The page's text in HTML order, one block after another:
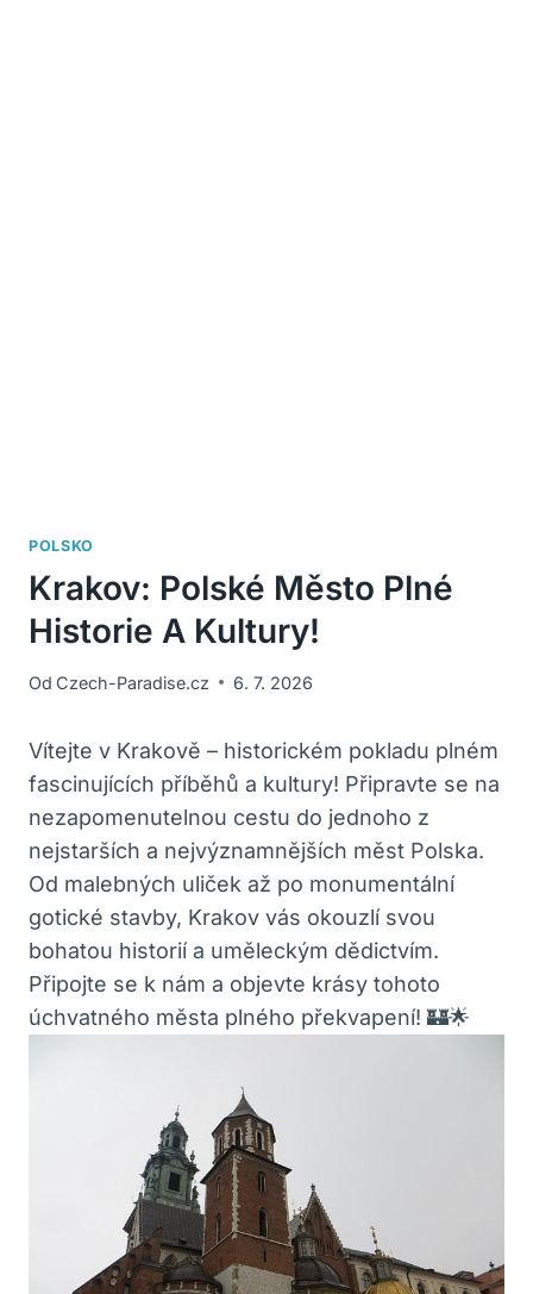
POLSKO
Krakov: Polské Město Plné
Historie A Kultury!
Od Czech-Paradise.cz 6. 7. 2026
Vítejte v Krakově – historickém pokladu plném
fascinujících příběhů a kultury! Připravte se na
nezapomenutelnou cestu do jednoho z
nejstarších a nejvýznamnějších měst Polska.
Od malebných uliček až po monumentální
gotické stavby, Krakov vás okouzlí svou
bohatou historií a uměleckým dědictvím.
Připojte se k nám a objevte krásy tohoto
úchvatného města plného překvapení! 🏰🌟